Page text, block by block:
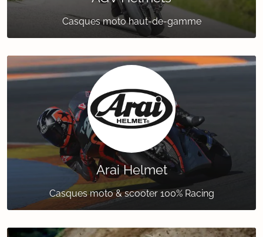
Casques moto haut-de-gamme
Arai Helmet
Casques moto & scooter 100% Racing